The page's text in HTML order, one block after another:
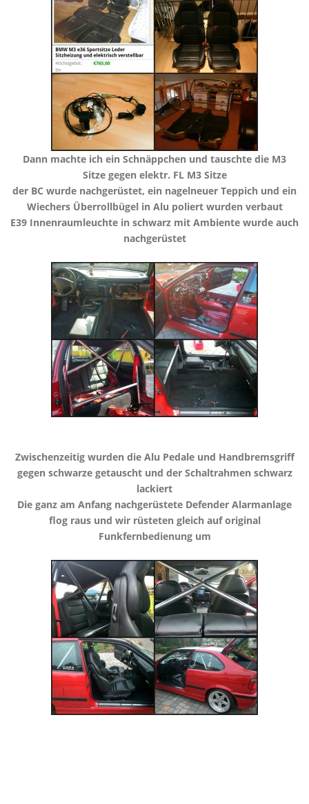
Dann machte ich ein Schnäppchen und tauschte die M3
Sitze gegen elektr. FL M3 Sitze
​der BC wurde nachgerüstet, ein nagelneuer Teppich und ein
Wiechers Überrollbügel in Alu poliert wurden verbaut
​E39 Innenraumleuchte in schwarz mit Ambiente wurde auch
nachgerüstet
​Zwischenzeitig wurden die Alu Pedale und Handbremsgriff
gegen schwarze getauscht und der Schaltrahmen schwarz
lackiert
​Die ganz am Anfang nachgerüstete Defender Alarmanlage
flog raus und wir rüsteten gleich auf original
Funkfernbedienung um